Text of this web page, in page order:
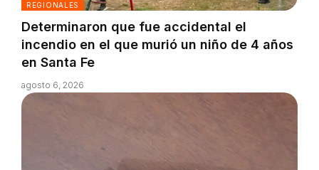
REGIONALES
Determinaron que fue accidental el
incendio en el que murió un niño de 4 años
en Santa Fe
agosto 6, 2026